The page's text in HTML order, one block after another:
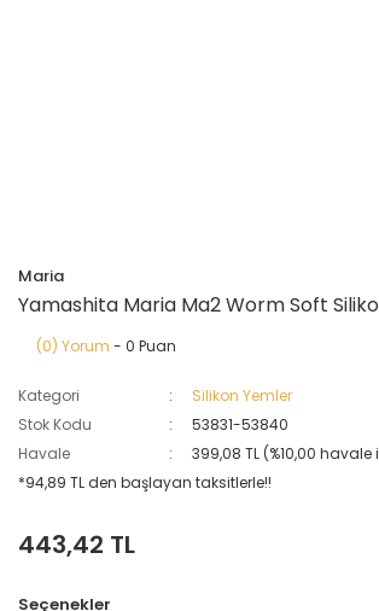
Maria
Yamashita Maria Ma2 Worm Soft
(0) Yorum - 0 Puan
Kategori
Silikon Yemler
Stok Kodu
53831-53840
Havale
399,08 TL (%10,00
*94,89 TL den başlayan taksitlerle!!
443,42 TL
Seçenekler